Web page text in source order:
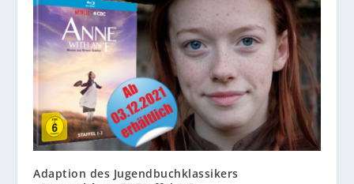
Adaption des Jugendbuchklassikers